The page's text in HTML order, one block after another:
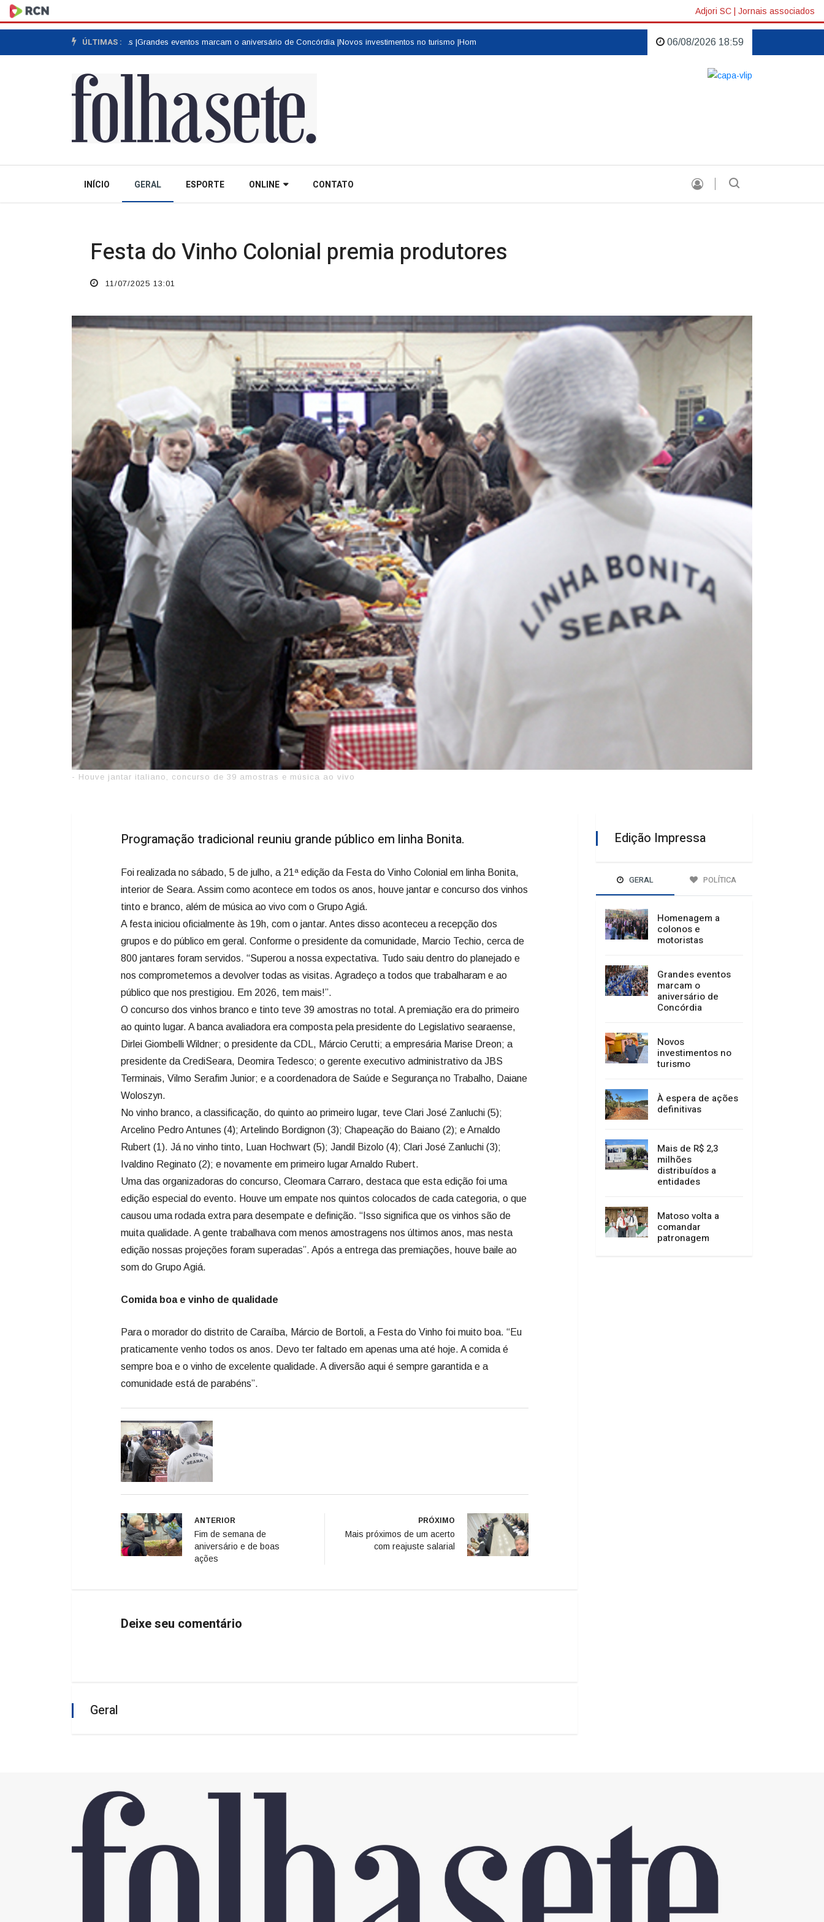
Adjori SC | Jornais associados
ÚLTIMAS :
a colonos e motoristas |Grandes eventos marcam o aniversário de Concórdia |Novos investimentos no turismo |Homenagem a colonos e motoristas | Grandes eventos marcam o aniversário de Concórdia |
06/08/2026 18:59
INÍCIO GERAL ESPORTE ONLINE CONTATO
Festa do Vinho Colonial premia produtores
11/07/2025 13:01
- Houve jantar italiano, concurso de 39 amostras e música ao vivo
Programação tradicional reuniu grande público em linha Bonita.
Foi realizada no sábado, 5 de julho, a 21ª edição da Festa do Vinho Colonial em linha Bonita,
interior de Seara. Assim como acontece em todos os anos, houve jantar e concurso dos vinhos
tinto e branco, além de música ao vivo com o Grupo Agiá.
A festa iniciou oficialmente às 19h, com o jantar. Antes disso aconteceu a recepção dos
grupos e do público em geral. Conforme o presidente da comunidade, Marcio Techio, cerca de
800 jantares foram servidos. “Superou a nossa expectativa. Tudo saiu dentro do planejado e
nos comprometemos a devolver todas as visitas. Agradeço a todos que trabalharam e ao
público que nos prestigiou. Em 2026, tem mais!”.
O concurso dos vinhos branco e tinto teve 39 amostras no total. A premiação era do primeiro
ao quinto lugar. A banca avaliadora era composta pela presidente do Legislativo searaense,
Dirlei Giombelli Wildner; o presidente da CDL, Márcio Cerutti; a empresária Marise Dreon; a
presidente da CrediSeara, Deomira Tedesco; o gerente executivo administrativo da JBS
Terminais, Vilmo Serafim Junior; e a coordenadora de Saúde e Segurança no Trabalho, Daiane
Woloszyn.
No vinho branco, a classificação, do quinto ao primeiro lugar, teve Clari José Zanluchi (5);
Arcelino Pedro Antunes (4); Artelindo Bordignon (3); Chapeação do Baiano (2); e Arnaldo
Rubert (1). Já no vinho tinto, Luan Hochwart (5); Jandil Bizolo (4); Clari José Zanluchi (3);
Ivaldino Reginato (2); e novamente em primeiro lugar Arnaldo Rubert.
Uma das organizadoras do concurso, Cleomara Carraro, destaca que esta edição foi uma
edição especial do evento. Houve um empate nos quintos colocados de cada categoria, o que
causou uma rodada extra para desempate e definição. “Isso significa que os vinhos são de
muita qualidade. A gente trabalhava com menos amostragens nos últimos anos, mas nesta
edição nossas projeções foram superadas”. Após a entrega das premiações, houve baile ao
som do Grupo Agiá.
Comida boa e vinho de qualidade
Para o morador do distrito de Caraíba, Márcio de Bortoli, a Festa do Vinho foi muito boa. “Eu
praticamente venho todos os anos. Devo ter faltado em apenas uma até hoje. A comida é
sempre boa e o vinho de excelente qualidade. A diversão aqui é sempre garantida e a
comunidade está de parabéns”.
ANTERIOR
Fim de semana de
aniversário e de boas
ações
PRÓXIMO
Mais próximos de um acerto
com reajuste salarial
Deixe seu comentário
Geral
Edição Impressa
GERAL POLÍTICA
Homenagem a
colonos e
motoristas
Grandes eventos
marcam o
aniversário de
Concórdia
Novos
investimentos no
turismo
À espera de ações
definitivas
Mais de R$ 2,3
milhões
distribuídos a
entidades
Matoso volta a
comandar
patronagem